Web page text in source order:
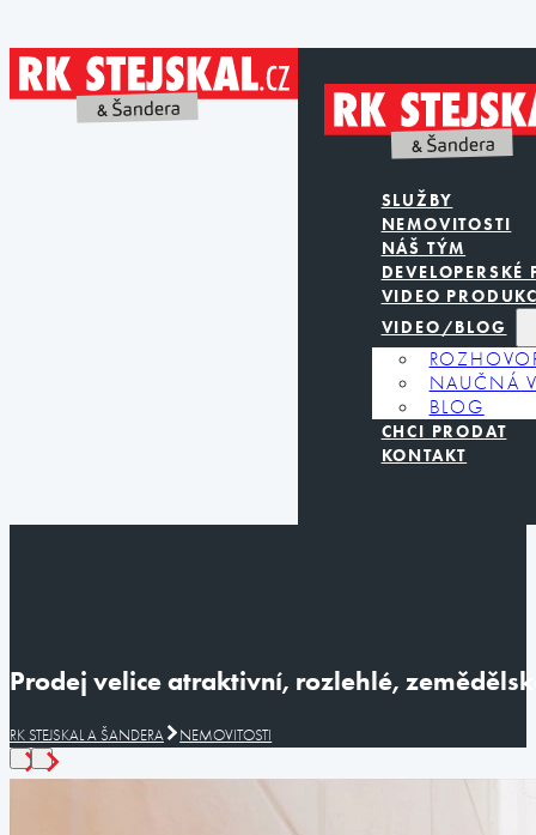
SLUŽBY
NEMOVITOSTI
NÁŠ TÝM
DEVELOPERSKÉ
VIDEO
VIDEO/BLOG
NAUČNÁ
BLOG
CHCI PRODAT
KONTAKT
Prodej velice atraktivní, rozlehlé,
RK STEJSKAL A ŠANDERA NEMOVITOSTI